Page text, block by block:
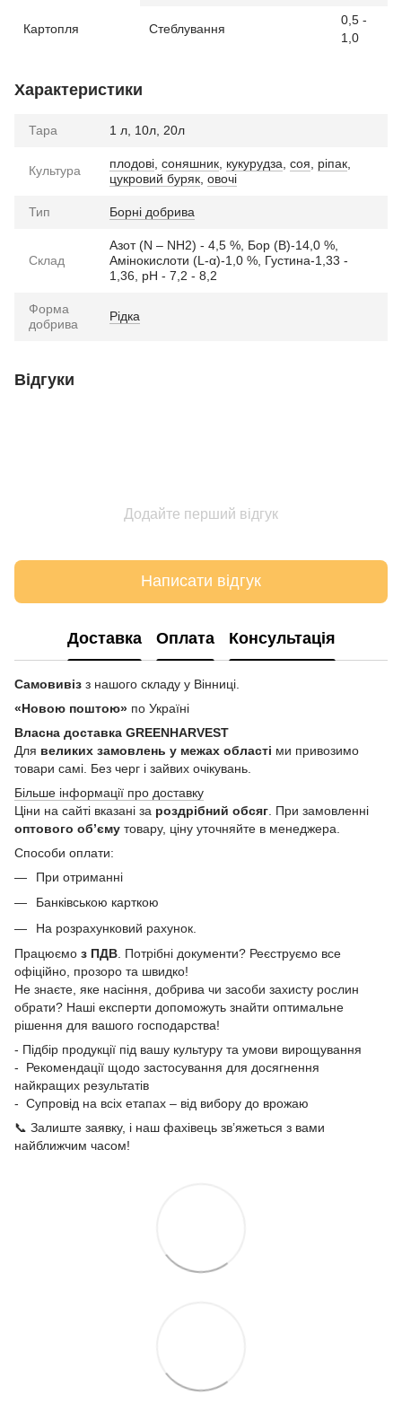
Картопля Стеблування
0,5 -
1,0
Характеристики
Тара 1 л, 10л, 20л
Культура плодові соняшник кукурудза соя ріпак
цукровий буряк овочі
Тип Борні добрива
Склад
Азот (N – NH2) - 4,5 %, Бор (B)-14,0 %,
Амінокислоти (L-α)-1,0 %, Густина-1,33 -
1,36, pH - 7,2 - 8,2
Форма
добрива
Рідка
Відгуки
Додайте перший відгук
Написати відгук
Доставка Оплата Консультація
Самовивіз з нашого складу у Вінниці.
«Новою поштою» по Україні
Власна доставка GREENHARVEST
Для великих замовлень у межах області ми привозимо
товари самі. Без черг і зайвих очікувань.
Більше інформації про доставку
Ціни на сайті вказані за роздрібний обсяг . При замовленні
оптового об’єму товару, ціну уточняйте в менеджера.
Способи оплати:
При отриманні
Банківською карткою
На розрахунковий рахунок.
Працюємо з ПДВ . Потрібні документи? Реєструємо все
офіційно, прозоро та швидко!
Не знаєте, яке насіння, добрива чи засоби захисту рослин
обрати? Наші експерти допоможуть знайти оптимальне
рішення для вашого господарства!
- Підбір продукції під вашу культуру та умови вирощування
- Рекомендації щодо застосування для досягнення
найкращих результатів
- Супровід на всіх етапах – від вибору до врожаю
📞 Залиште заявку, і наш фахівець зв’яжеться з вами
найближчим часом!